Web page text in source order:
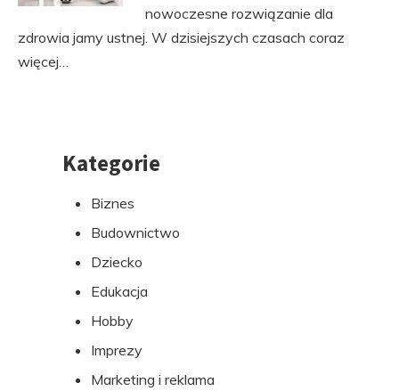
nowoczesne rozwiązanie dla
zdrowia jamy ustnej. W dzisiejszych czasach coraz
więcej…
PrzejdźKategorie
Biznes
Budownictwo
Dziecko
Edukacja
Hobby
Imprezy
Marketing i reklama